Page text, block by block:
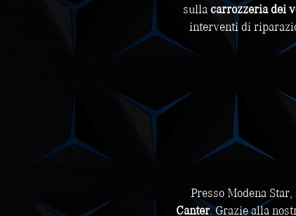
sullacarrozzeria dei
interventi di
Presso Modena
Canter. Grazie alla